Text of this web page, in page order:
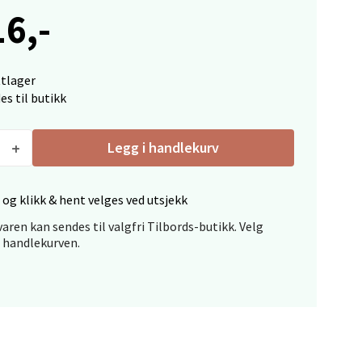
til butikk
Legg i handlekurv
klikk & hent velges ved utsjekk
kan sendes til valgfri Tilbords-butikk. Velg